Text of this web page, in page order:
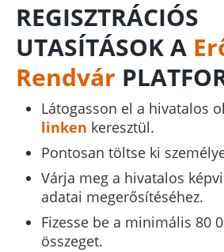
REGISZTRÁCIÓS
UTASÍTÁSOK A
Rendvár
Látogasson el a hivatalos
linken keresztül.
Pontosan töltse ki
Várja meg a hivatalos
adatai megerősítéséhez.
Fizesse be a minimális 80
összeget.